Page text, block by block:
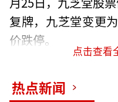
复牌，九芝堂变更
价跌停。
疏血通注射液
点击查看
热点新闻